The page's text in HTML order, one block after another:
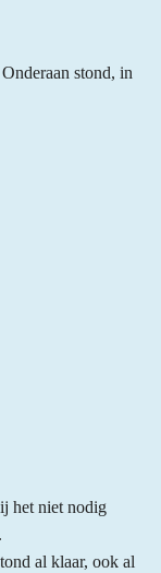
stond, in
het niet nodig
al klaar, ook al